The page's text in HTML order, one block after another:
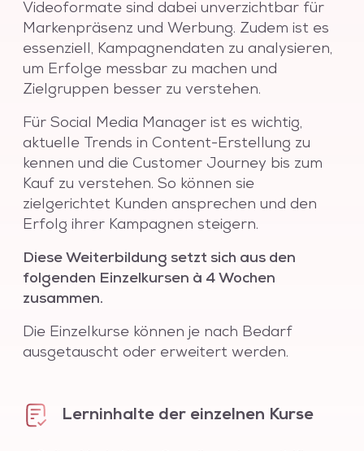
Videoformate sind dabei unverzichtbar für
Markenpräsenz und Werbung. Zudem ist es
essenziell, Kampagnendaten zu analysieren,
um Erfolge messbar zu machen und
Zielgruppen besser zu verstehen.
Für Social Media Manager ist es wichtig,
aktuelle Trends in Content-Erstellung zu
kennen und die Customer Journey bis zum
Kauf zu verstehen. So können sie
zielgerichtet Kunden ansprechen und den
Erfolg ihrer Kampagnen steigern.
Diese Weiterbildung setzt sich aus den
folgenden Einzelkursen à 4 Wochen
zusammen.
Die Einzelkurse können je nach Bedarf
ausgetauscht oder erweitert werden.
Lerninhalte der einzelnen Kurse